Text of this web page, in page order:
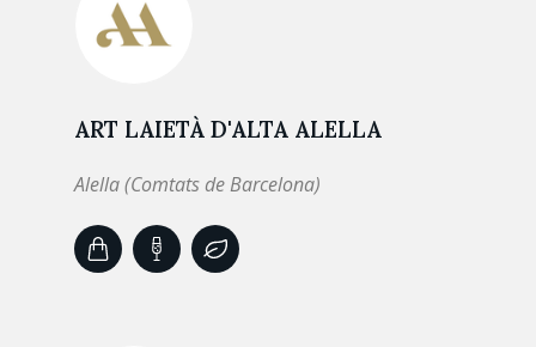
ART LAIETÀ D'ALTA ALELLA
Alella (Comtats de Barcelona)